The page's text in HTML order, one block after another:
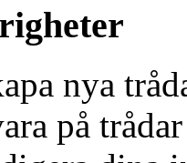
nya
på